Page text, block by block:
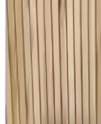
Yazarlar